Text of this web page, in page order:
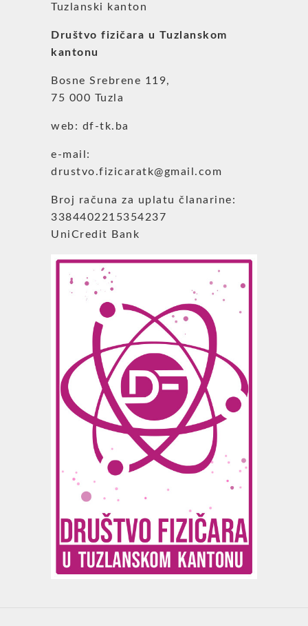
Tuzlanski kanton
Društvo fizičara u Tuzlanskom
kantonu
Bosne Srebrene 119,
75 000 Tuzla
web: df-tk.ba
e-mail:
drustvo.fizicaratk@gmail.com
Broj računa za uplatu članarine:
3384402215354237
UniCredit Bank